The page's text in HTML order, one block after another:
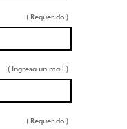
( Requerido )
( Ingresa un mail )
( Requerido )